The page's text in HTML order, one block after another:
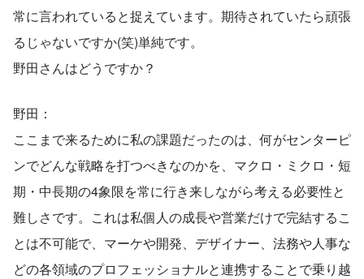
常に言われていると捉えています。期待されていたら頑張
るじゃないですか(笑)単純です。
野田さんはどうですか？
野田：
ここまで来るために私の課題だったのは、何がセンターピ
ンでどんな戦略を打つべきなのかを、マクロ・ミクロ・短
期・中長期の4象限を常に行き来しながら考える必要性と
難しさです。これは私個人の成長や営業だけで完結するこ
とは不可能で、マーケや開発、デザイナー、法務や人事な
どの各領域のプロフェッショナルと連携することで乗り越